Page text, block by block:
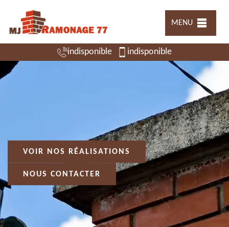
MENU
indisponible indisponible
VOIR NOS RÉALISATIONS
NOUS CONTACTER